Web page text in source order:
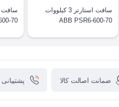
سافت استارتر 3 کیلووات
ABB PSR6-600-70
70
ضمانت اصالت کالا